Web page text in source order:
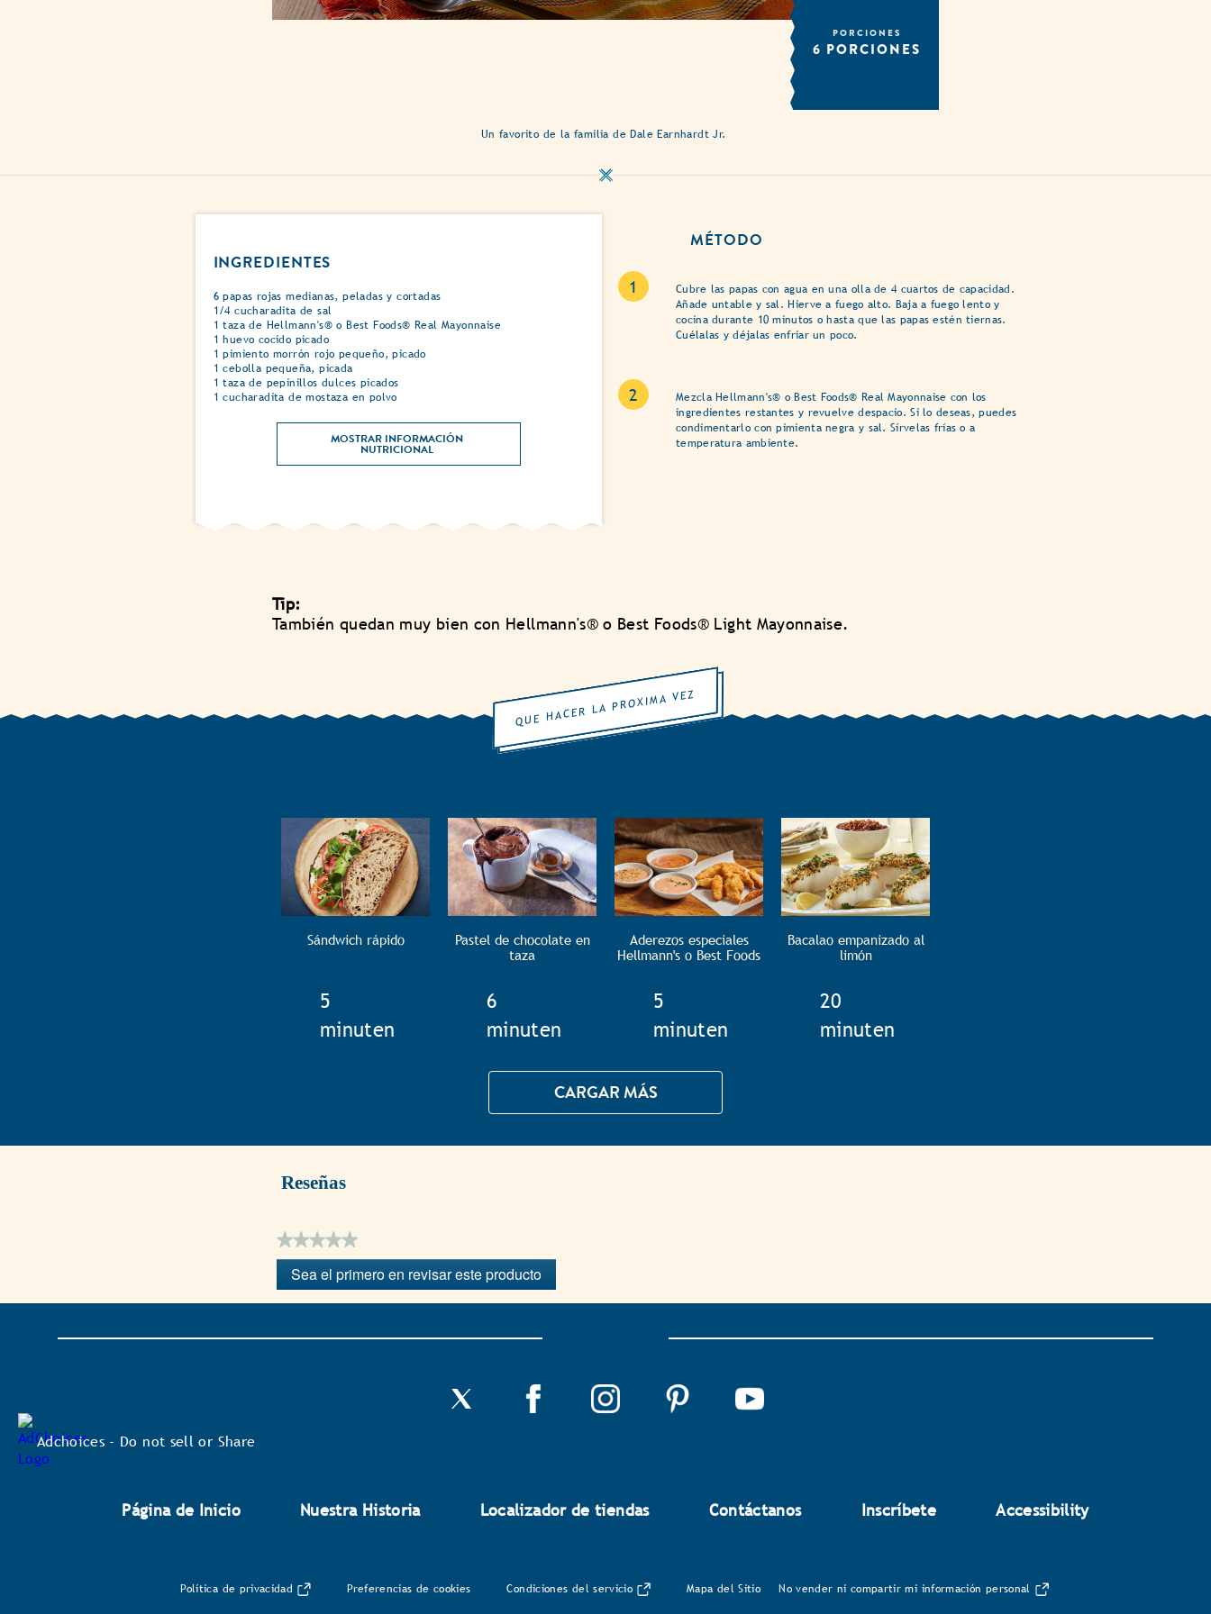
PORCIONES
6 PORCIONES
Un favorito de la familia de Dale Earnhardt Jr.
INGREDIENTES
6 papas rojas medianas, peladas y cortadas
1/4 cucharadita de sal
1 taza de Hellmann's® o Best Foods® Real Mayonnaise
1 huevo cocido picado
1 pimiento morrón rojo pequeño, picado
1 cebolla pequeña, picada
1 taza de pepinillos dulces picados
1 cucharadita de mostaza en polvo
MOSTRAR INFORMACIÓN
MÉTODO
Cubre las papas con agua en una olla de 4 cuartos de capacidad.
Añade untable y sal. Hierve a fuego alto. Baja a fuego lento y
cocina durante 10 minutos o hasta que las papas estén tiernas.
Cuélalas y déjalas enfriar un poco.
Mezcla Hellmann's® o Best Foods® Real Mayonnaise con los
ingredientes restantes y revuelve despacio. Si lo deseas, puedes
condimentarlo con pimienta negra y sal. Sírvelas frías o a
temperatura ambiente.
Tip:
También quedan muy bien con Hellmann's® o Best Foods® Light Mayonnaise.
QUE HACER LA PROXIMA VEZ
Sándwich rápido
TotalTime
5
minuten
Pastel de chocolate en
taza
TotalTime
6
minuten
Aderezos especiales
Hellmann's o Best Foods
TotalTime
5
minuten
Bacalao empanizado al
limón
TotalTime
20
minuten
CARGAR MÁS
Reseñas
★★★★★
Sin
puntuación
Sea el primero en revisar este producto
.
Con
acción
Adchoices - Do not sell or Share
Página de Inicio Nuestra Historia Localizador de tiendas Contáctanos Inscríbete Accessibility
Política de privacidad Preferencias de cookies Condiciones del servicio Mapa del Sitio No vender ni compartir mi información personal